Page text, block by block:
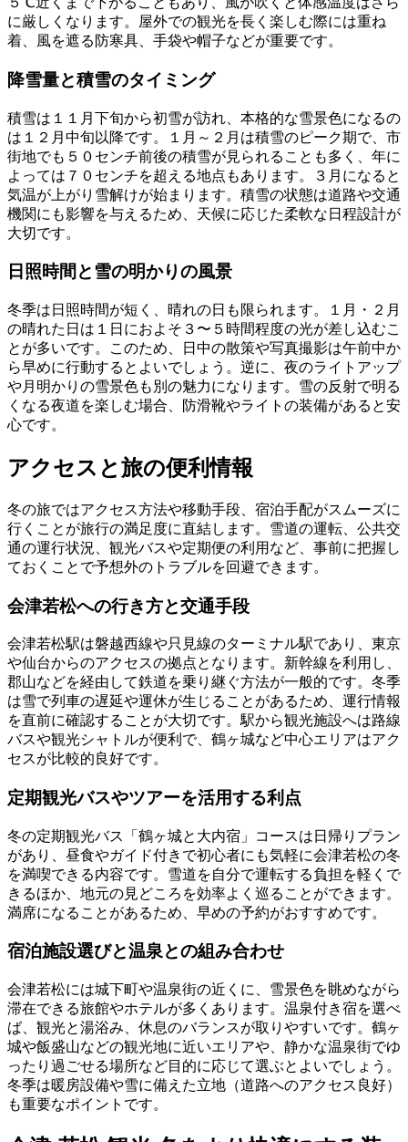
に厳しくなります。屋外での観光を長く楽しむ際には重ね
着、風を遮る防寒具、手袋や帽子などが重要です。
降雪量と積雪のタイミング
積雪は１１月下旬から初雪が訪れ、本格的な雪景色になるの
は１２月中旬以降です。１月～２月は積雪のピーク期で、市
街地でも５０センチ前後の積雪が見られることも多く、年に
よっては７０センチを超える地点もあります。３月になると
気温が上がり雪解けが始まります。積雪の状態は道路や交通
機関にも影響を与えるため、天候に応じた柔軟な日程設計が
大切です。
日照時間と雪の明かりの風景
冬季は日照時間が短く、晴れの日も限られます。１月・２月
の晴れた日は１日におよそ３〜５時間程度の光が差し込むこ
とが多いです。このため、日中の散策や写真撮影は午前中か
ら早めに行動するとよいでしょう。逆に、夜のライトアップ
や月明かりの雪景色も別の魅力になります。雪の反射で明る
くなる夜道を楽しむ場合、防滑靴やライトの装備があると安
心です。
アクセスと旅の便利情報
冬の旅ではアクセス方法や移動手段、宿泊手配がスムーズに
行くことが旅行の満足度に直結します。雪道の運転、公共交
通の運行状況、観光バスや定期便の利用など、事前に把握し
ておくことで予想外のトラブルを回避できます。
会津若松への行き方と交通手段
会津若松駅は磐越西線や只見線のターミナル駅であり、東京
や仙台からのアクセスの拠点となります。新幹線を利用し、
郡山などを経由して鉄道を乗り継ぐ方法が一般的です。冬季
は雪で列車の遅延や運休が生じることがあるため、運行情報
を直前に確認することが大切です。駅から観光施設へは路線
バスや観光シャトルが便利で、鶴ヶ城など中心エリアはアク
セスが比較的良好です。
定期観光バスやツアーを活用する利点
冬の定期観光バス「鶴ヶ城と大内宿」コースは日帰りプラン
があり、昼食やガイド付きで初心者にも気軽に会津若松の冬
を満喫できる内容です。雪道を自分で運転する負担を軽くで
きるほか、地元の見どころを効率よく巡ることができます。
満席になることがあるため、早めの予約がおすすめです。
宿泊施設選びと温泉との組み合わせ
会津若松には城下町や温泉街の近くに、雪景色を眺めながら
滞在できる旅館やホテルが多くあります。温泉付き宿を選べ
ば、観光と湯浴み、休息のバランスが取りやすいです。鶴ヶ
城や飯盛山などの観光地に近いエリアや、静かな温泉街でゆ
ったり過ごせる場所など目的に応じて選ぶとよいでしょう。
冬季は暖房設備や雪に備えた立地（道路へのアクセス良好）
も重要なポイントです。